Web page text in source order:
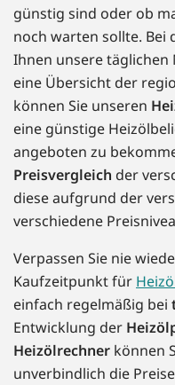
günstig sind oder ob
noch warten sollte. Bei
Ihnen unsere täglichen
eine Übersicht der
können Sie unseren
eine günstige
angeboten zu
Preisvergleich der
diese aufgrund der
verschiedene
Verpassen Sie nie
Kaufzeitpunkt für
einfach regelmäßig bei
Entwicklung der
Heizölrechner können
unverbindlich die